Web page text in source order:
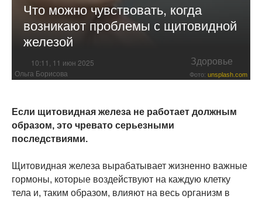
Что можно чувствовать, когда
возникают проблемы с щитовидной
железой
10:11, 11 июн 2025 Здоровье
Ольга Борисова Фото: unsplash.com
Если щитовидная железа не работает должным
образом, это чревато серьезными
последствиями.
Щитовидная железа вырабатывает жизненно важные
гормоны, которые воздействуют на каждую клетку
тела и, таким образом, влияют на весь организм в